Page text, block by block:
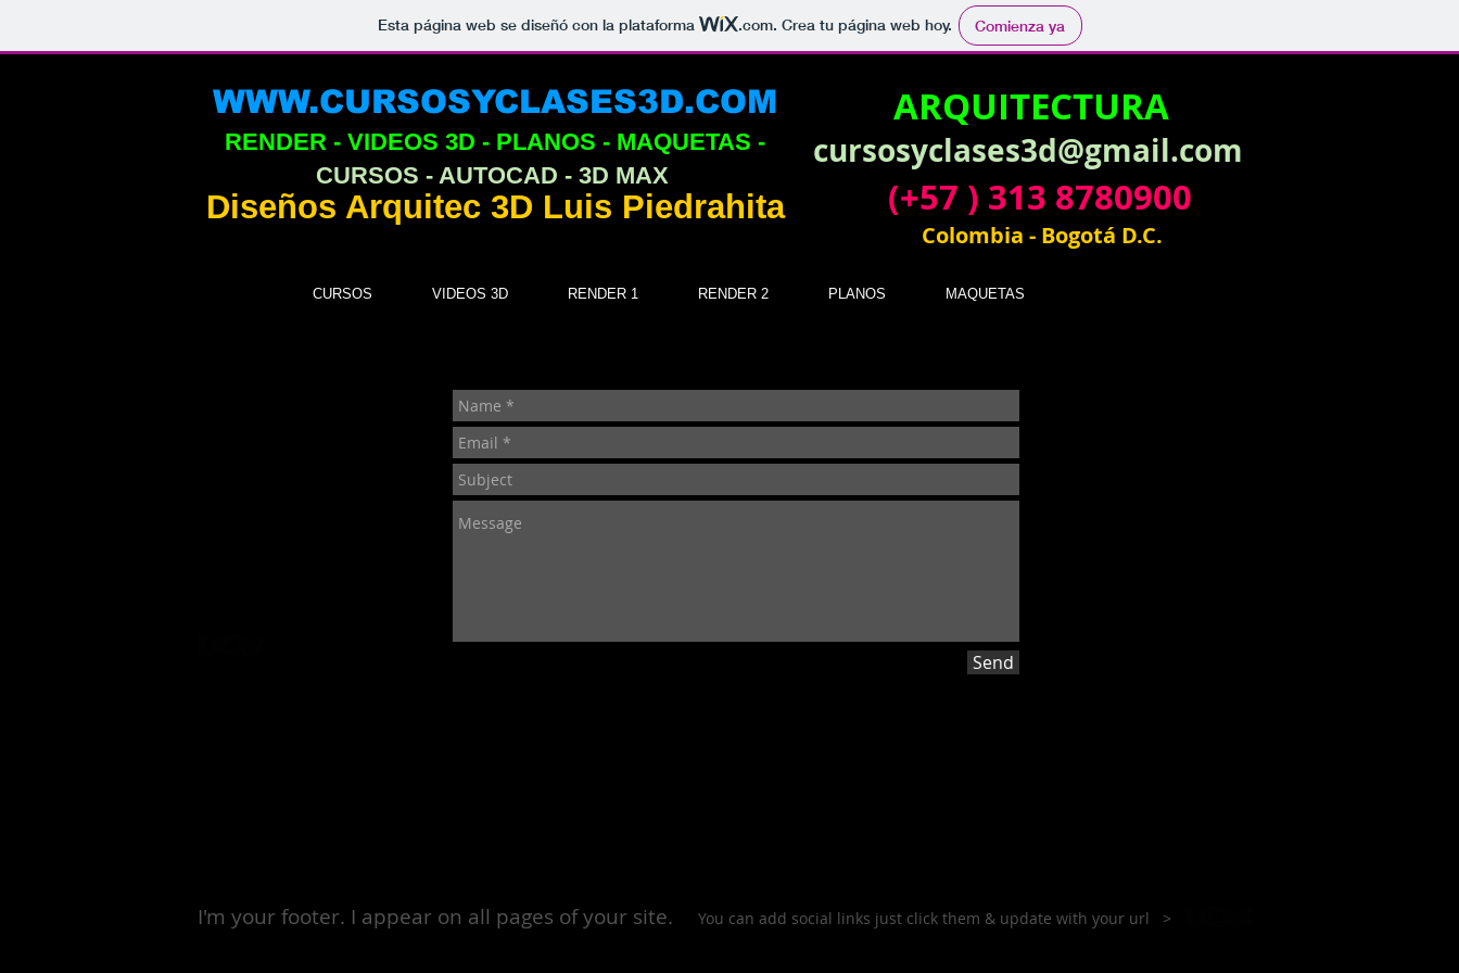
Esta página web se diseñó con la plataforma .com. Crea tu página web hoy. Comienza ya
WWW.CURSOSYCLASES3D.COM
RENDER - VIDEOS 3D - PLANOS - MAQUETAS -
CURSOS - AUTOCAD - 3D MAX
Diseños Arquitec 3D Luis Piedrahita
ARQUITECTURA
cursosyclases3d@gmail.com
(+57 ) 313 8780900
Colombia - Bogotá D.C.
CURSOS VIDEOS 3D RENDER 1 RENDER 2 PLANOS MAQUETAS
Send
I'm your footer. I appear on all pages of your site. You can add social links just click them & update with your url >